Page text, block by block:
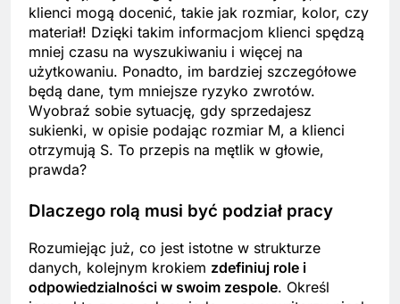
klienci mogą docenić, takie jak rozmiar, kolor, czy
materiał! Dzięki takim informacjom klienci spędzą
mniej czasu na wyszukiwaniu i więcej na
użytkowaniu. Ponadto, im bardziej szczegółowe
będą dane, tym mniejsze ryzyko zwrotów.
Wyobraź sobie sytuację, gdy sprzedajesz
sukienki, w opisie podając rozmiar M, a klienci
otrzymują S. To przepis na mętlik w głowie,
prawda?
Dlaczego rolą musi być podział pracy
Rozumiejąc już, co jest istotne w strukturze
danych, kolejnym krokiem zdefiniuj role i
odpowiedzialności w swoim zespole. Określ